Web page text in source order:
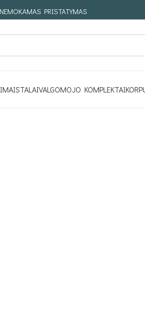
NEMOKAMAS PRISTATYMAS
STALAIVALGOMOJO KOMPLEKTAI